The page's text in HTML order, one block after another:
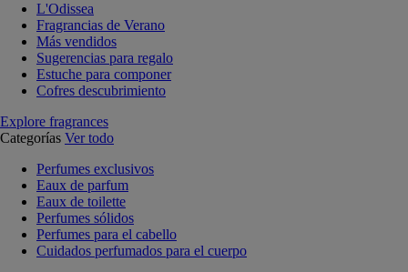
L'Odissea
Fragrancias de Verano
Más vendidos
Sugerencias para regalo
Estuche para componer
Cofres descubrimiento
Explore fragrances
Categorías Ver todo
Perfumes exclusivos
Eaux de parfum
Eaux de toilette
Perfumes sólidos
Perfumes para el cabello
Cuidados perfumados para el cuerpo